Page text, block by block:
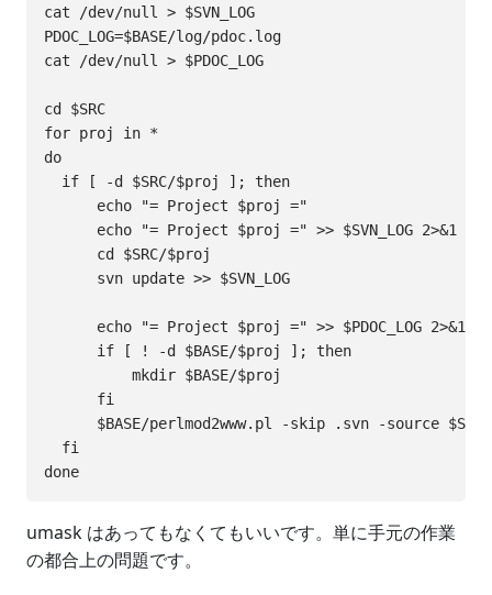
cat /dev/null > $SVN_LOG
PDOC_LOG=$BASE/log/pdoc.log
cat /dev/null > $PDOC_LOG
cd $SRC
for proj in *
do
  if [ -d $SRC/$proj ]; then
      echo "= Project $proj ="
      echo "= Project $proj =" >> $SVN_LOG 2>&1
      cd $SRC/$proj
      svn update >> $SVN_LOG
      echo "= Project $proj =" >> $PDOC_LOG 2>&1
      if [ ! -d $BASE/$proj ]; then
          mkdir $BASE/$proj
      fi
$BASE/perlmod2www.pl -skip .svn -source
  fi
umask はあってもなくてもいいです。単に手元の作業
の都合上の問題です。